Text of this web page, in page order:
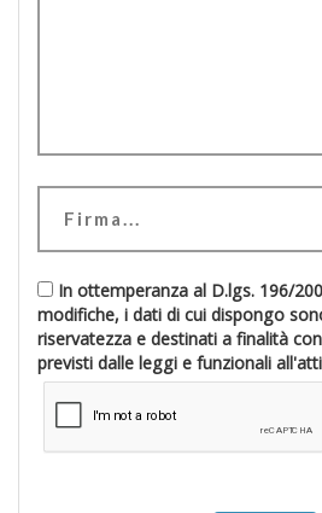
In ottemperanza al D.lgs. 196/
modifiche, i dati di cui dispongo
riservatezza e destinati a finalità connesse agli obblighi
previsti dalle leggi e funzionali